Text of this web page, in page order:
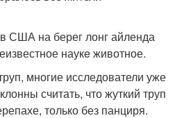
США на берег лонг айленда
наукe животное.
многие исследователи уже
считать, что жуткий труп
только без панциря.